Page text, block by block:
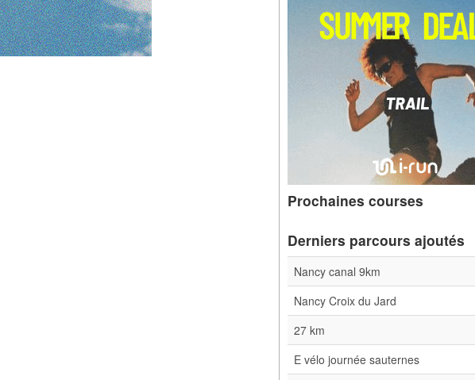
Prochaines courses
Derniers parcours ajoutés
Nancy canal 9km
Nancy Croix du Jard
27 km
E vélo journée sauternes